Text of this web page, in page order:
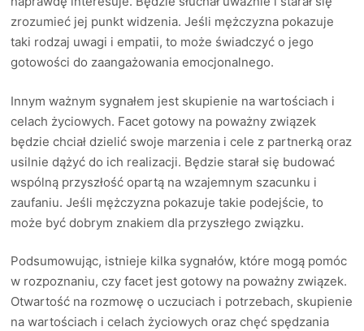
zrozumieć jej punkt widzenia. Jeśli mężczyzna pokazuje
taki rodzaj uwagi i empatii, to może świadczyć o jego
gotowości do zaangażowania emocjonalnego.
Innym ważnym sygnałem jest skupienie na wartościach i
celach życiowych. Facet gotowy na poważny związek
będzie chciał dzielić swoje marzenia i cele z partnerką oraz
usilnie dążyć do ich realizacji. Będzie starał się budować
wspólną przyszłość opartą na wzajemnym szacunku i
zaufaniu. Jeśli mężczyzna pokazuje takie podejście, to
może być dobrym znakiem dla przyszłego związku.
Podsumowując, istnieje kilka sygnałów, które mogą pomóc
w rozpoznaniu, czy facet jest gotowy na poważny związek.
Otwartość na rozmowę o uczuciach i potrzebach, skupienie
na wartościach i celach życiowych oraz chęć spędzania